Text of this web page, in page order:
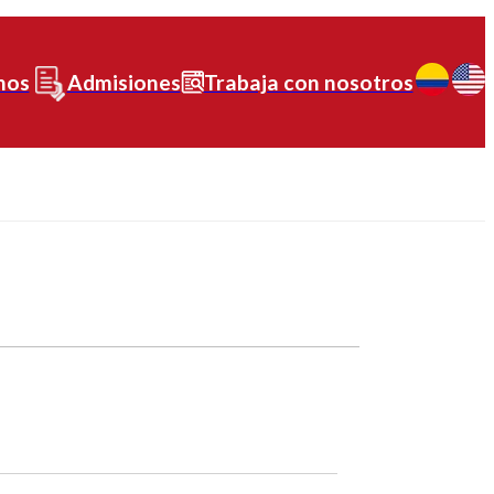
Admisiones Trabaja con nosotros